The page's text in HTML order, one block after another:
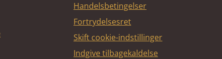
Handelsbetingelser
Fortrydelsesret
Skift cookie-indstillinger
Indgive tilbagekaldelse